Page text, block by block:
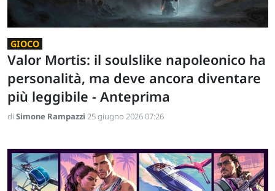
GIOCO
Valor Mortis: il soulslike napoleonico ha
personalità, ma deve ancora diventare
più leggibile - Anteprima
di Simone Rampazzi 25 giugno 2026 07:26